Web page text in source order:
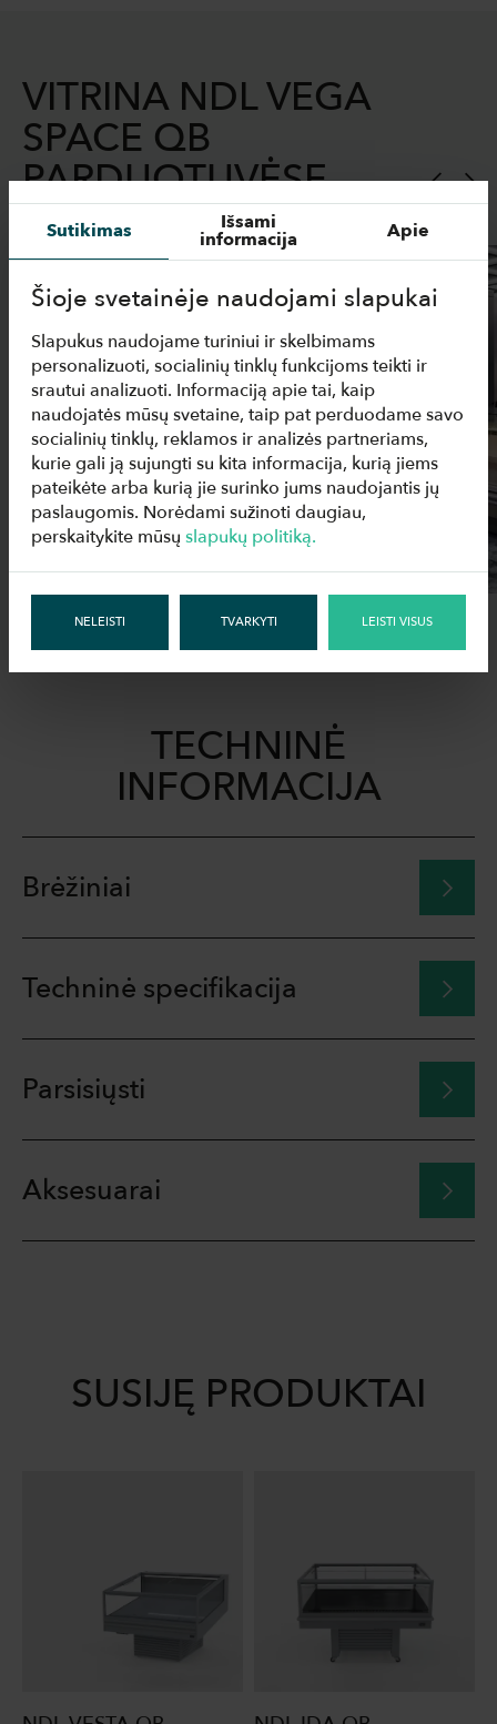
VITRINA NDL VEGA
SPACE QB
PARDUOTUVĖSE
TECHNINĖ
INFORMACIJA
Brėžiniai
Techninė specifikacija
Parsisiųsti
Aksesuarai
SUSIJĘ PRODUKTAI
Sutikimas Išsami
informacija Apie
Šioje svetainėje naudojami slapukai
Slapukus naudojame turiniui ir skelbimams
personalizuoti, socialinių tinklų funkcijoms teikti ir
srautui analizuoti. Informaciją apie tai, kaip
naudojatės mūsų svetaine, taip pat perduodame savo
socialinių tinklų, reklamos ir analizės partneriams,
kurie gali ją sujungti su kita informacija, kurią jiems
pateikėte arba kurią jie surinko jums naudojantis jų
paslaugomis. Norėdami sužinoti daugiau,
perskaitykite mūsų slapukų politiką.
NELEISTI TVARKYTI LEISTI VISUS